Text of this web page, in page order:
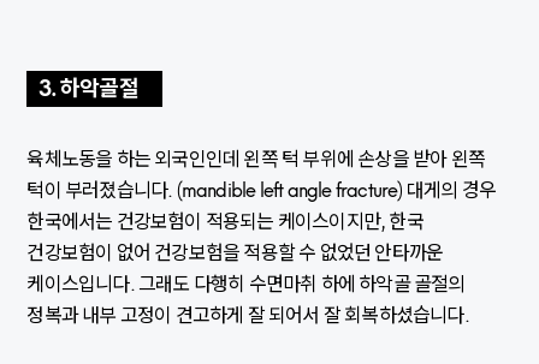
3. 하악골절
육체노동을 하는 외국인인데 왼쪽 턱 부위에 손상을 받아 왼쪽
턱이 부러졌습니다. (mandible left angle fracture) 대게의 경우
한국에서는 건강보험이 적용되는 케이스이지만, 한국
건강보험이 없어 건강보험을 적용할 수 없었던 안타까운
케이스입니다. 그래도 다행히 수면마취 하에 하악골 골절의
정복과 내부 고정이 견고하게 잘 되어서 잘 회복하셨습니다.